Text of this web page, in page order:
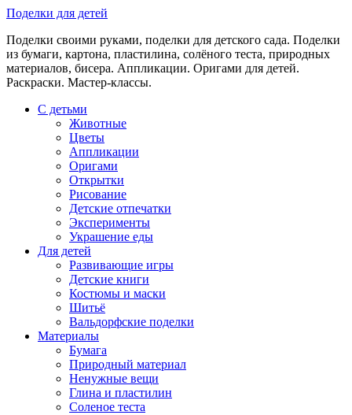
Skip
content
Поделки для детей
Поделки своими руками, поделки для детского сада. Поделки
из бумаги, картона, пластилина, солёного теста, природных
материалов, бисера. Аппликации. Оригами для детей.
Раскраски. Мастер-классы.
С детьми
Животные
Цветы
Аппликации
Оригами
Открытки
Рисование
Детские отпечатки
Эксперименты
Украшение еды
Для детей
Развивающие игры
Детские книги
Костюмы и маски
Шитьё
Вальдорфские поделки
Материалы
Бумага
Природный материал
Ненужные вещи
Глина и пластилин
Соленое теста